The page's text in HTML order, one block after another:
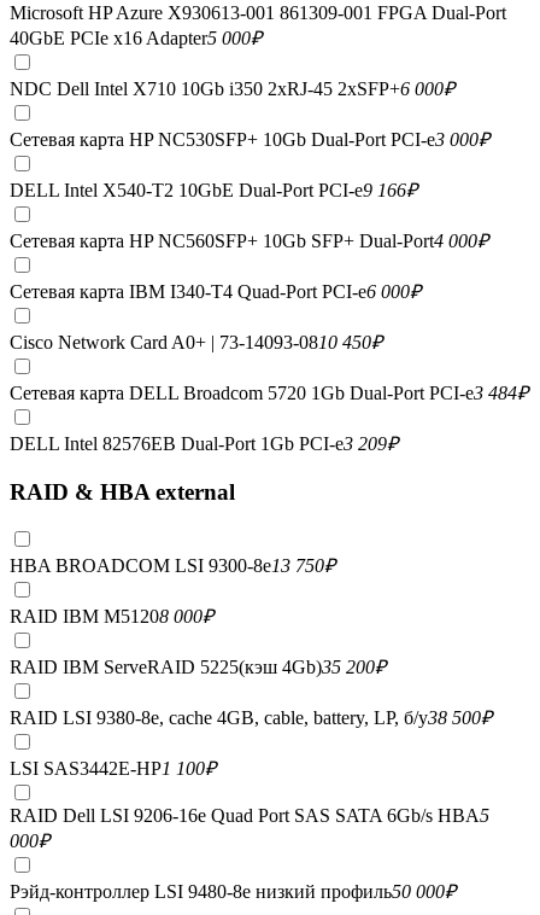
Microsoft HP Azure X930613-001 861309-001 FPGA Dual-Port
40GbE PCIe x16 Adapter5 000₽
NDC Dell Intel X710 10Gb i350 2xRJ-45 2xSFP+6 000₽
Сетевая карта HP NC530SFP+ 10Gb Dual-Port PCI-e3 000₽
DELL Intel X540-T2 10GbE Dual-Port PCI-e9 166₽
Сетевая карта HP NC560SFP+ 10Gb SFP+ Dual-Port4 000₽
Сетевая карта IBM I340-T4 Quad-Port PCI-e6 000₽
Cisco Network Card A0+ | 73-14093-0810 450₽
Сетевая карта DELL Broadcom 5720 1Gb Dual-Port PCI-e3 484₽
DELL Intel 82576EB Dual-Port 1Gb PCI-e3 209₽
RAID & HBA external
HBA BROADCOM LSI 9300-8e13 750₽
RAID IBM M51208 000₽
RAID IBM ServeRAID 5225(кэш 4Gb)35 200₽
RAID LSI 9380-8e, сache 4GB, cable, battery, LP, б/у38 500₽
LSI SAS3442E-HP1 100₽
RAID Dell LSI 9206-16e Quad Port SAS SATA 6Gb/s HBA5
000₽
Рэйд-контроллер LSI 9480-8e низкий профиль50 000₽